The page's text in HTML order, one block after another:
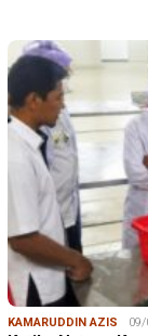
KAMARUDDIN AZIS